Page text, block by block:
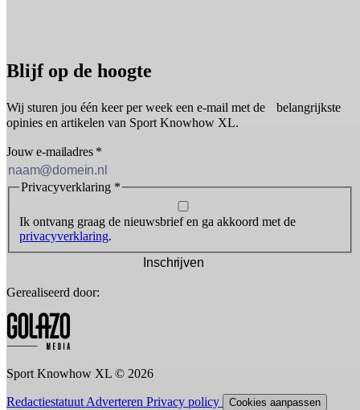
Blijf op de hoogte
Wij sturen jou één keer per week een e-mail met de belangrijkste
opinies en artikelen van Sport Knowhow XL.
Jouw e-mailadres *
Privacyverklaring *
Ik ontvang graag de nieuwsbrief en ga akkoord met de
privacyverklaring.
Inschrijven
Gerealiseerd door:
Sport Knowhow XL © 2026
Redactiestatuut Adverteren Privacy policy Cookies aanpassen